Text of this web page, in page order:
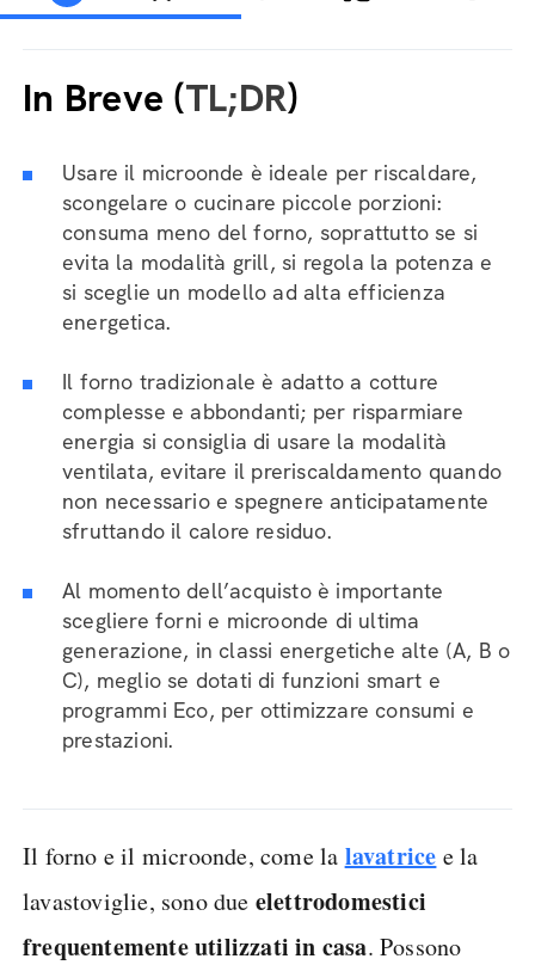
In Breve (TL;DR)
Usare il microonde è ideale per riscaldare,
scongelare o cucinare piccole porzioni:
consuma meno del forno, soprattutto se si
evita la modalità grill, si regola la potenza e
si sceglie un modello ad alta efficienza
energetica.
Il forno tradizionale è adatto a cotture
complesse e abbondanti; per risparmiare
energia si consiglia di usare la modalità
ventilata, evitare il preriscaldamento quando
non necessario e spegnere anticipatamente
sfruttando il calore residuo.
Al momento dell’acquisto è importante
scegliere forni e microonde di ultima
generazione, in classi energetiche alte (A, B o
C), meglio se dotati di funzioni smart e
programmi Eco, per ottimizzare consumi e
prestazioni.
Il forno e il microonde, come la lavatrice e la
lavastoviglie, sono due elettrodomestici
frequentemente utilizzati in casa. Possono